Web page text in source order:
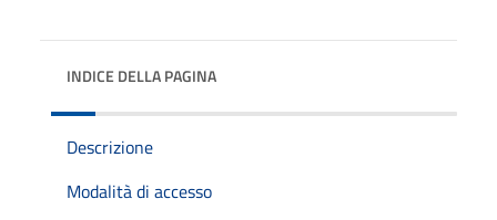
INDICE DELLA PAGINA
Descrizione
Modalità di accesso